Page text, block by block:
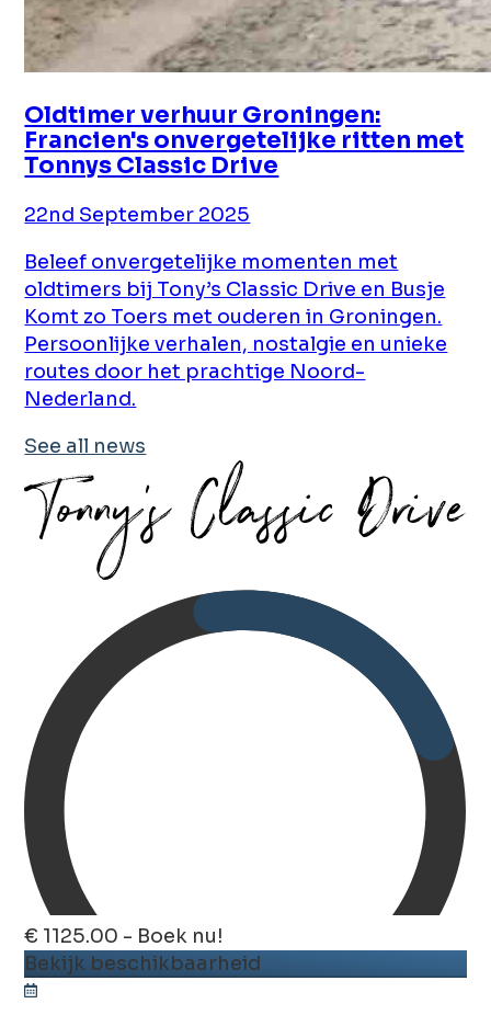
Oldtimer verhuur Groningen:
Francien's onvergetelijke ritten met
Tonnys Classic Drive
22nd September 2025
Beleef onvergetelijke momenten met
oldtimers bij Tony’s Classic Drive en Busje
Komt zo Toers met ouderen in Groningen.
Persoonlijke verhalen, nostalgie en unieke
routes door het prachtige Noord-
Nederland.
See all news
€ 1125.00 - Boek nu!
Bekijk beschikbaarheid